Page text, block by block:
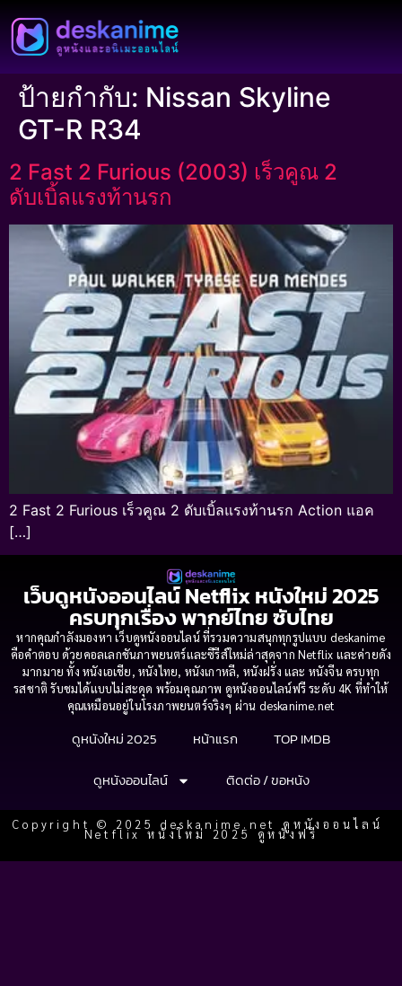
ป้ายกำกับ: Nissan Skyline
GT-R R34
2 Fast 2 Furious (2003) เร็วคูณ 2
ดับเบิ้ลแรงท้านรก
2 Fast 2 Furious เร็วคูณ 2 ดับเบิ้ลแรงท้านรก Action แอค
[…]
เว็บดูหนังออนไลน์ Netflix หนังใหม่ 2025
ครบทุกเรื่อง พากย์ไทย ซับไทย
หากคุณกำลังมองหา เว็บดูหนังออนไลน์ ที่รวมความสนุกทุกรูปแบบ deskanime
คือคำตอบ ด้วยคอลเลกชันภาพยนตร์และซีรีส์ใหม่ล่าสุดจาก Netflix และค่ายดัง
มากมาย ทั้ง หนังเอเชีย, หนังไทย, หนังเกาหลี, หนังฝรั่ง และ หนังจีน ครบทุก
รสชาติ รับชมได้แบบไม่สะดุด พร้อมคุณภาพ ดูหนังออนไลน์ฟรี ระดับ 4K ที่ทำให้
คุณเหมือนอยู่ในโรงภาพยนตร์จริงๆ ผ่าน deskanime.net
ดูหนังใหม่ 2025 หน้าแรก
TOP IMDB
ดูหนังออนไลน์
ติดต่อ / ขอหนัง
Copyright © 2025 deskanime.net ดูหนังออนไลน์
Netflix หนังใหม่ 2025 ดูหนังฟรี